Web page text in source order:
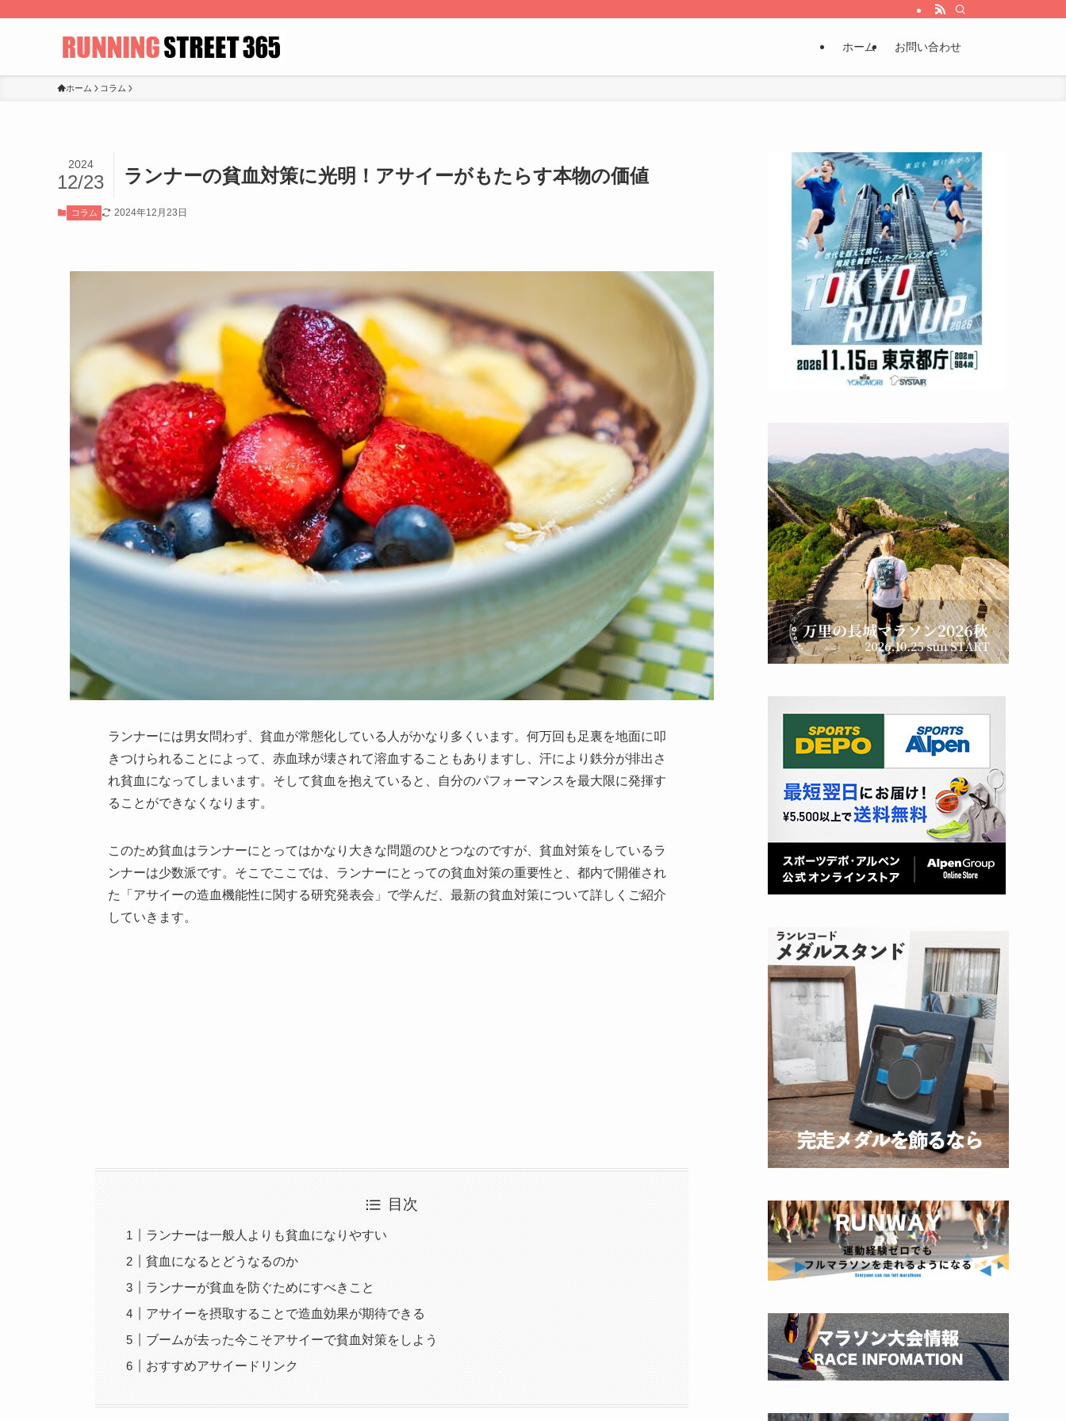
ホーム お問い合わせ
ホーム コラム
ランナーの貧血対策に光明！アサイーがもたらす本物の価値
2024
12/23
コラム 2024年12月23日
ランナーには男女問わず、貧血が常態化している人がかなり多くいます。何万回も足裏を地面に叩
きつけられることによって、赤血球が壊されて溶血することもありますし、汗により鉄分が排出さ
れ貧血になってしまいます。そして貧血を抱えていると、自分のパフォーマンスを最大限に発揮す
ることができなくなります。
このため貧血はランナーにとってはかなり大きな問題のひとつなのですが、貧血対策をしているラ
ンナーは少数派です。そこでここでは、ランナーにとっての貧血対策の重要性と、都内で開催され
た「アサイーの造血機能性に関する研究発表会」で学んだ、最新の貧血対策について詳しくご紹介
していきます。
目次
ランナーは一般人よりも貧血になりやすい
貧血になるとどうなるのか
ランナーが貧血を防ぐためにすべきこと
アサイーを摂取することで造血効果が期待できる
ブームが去った今こそアサイーで貧血対策をしよう
おすすめアサイードリンク